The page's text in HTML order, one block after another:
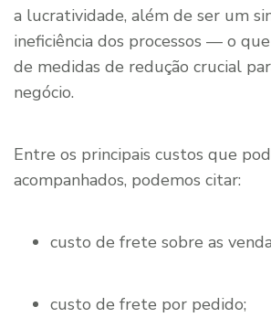
a lucratividade, além de ser um
ineficiência dos processos — o
de medidas de redução crucial
negócio.
Entre os principais custos que
acompanhados, podemos citar:
custo de frete sobre as
custo de frete por pedido;